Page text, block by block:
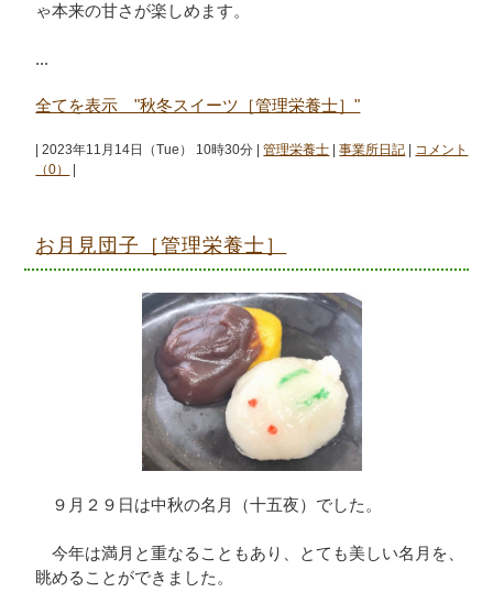
ゃ本来の甘さが楽しめます。
...
全てを表示 "秋冬スイーツ［管理栄養士］"
| 2023年11月14日（Tue） 10時30分 |管理栄養士 |事業所日記
コメント
（0）
お月見団子［管理栄養士］
９月２９日は中秋の名月（十五夜）でした。
今年は満月と重なることもあり、とても美しい名月を、
眺めることができました。